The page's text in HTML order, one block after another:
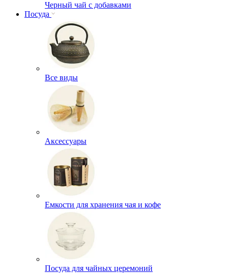
Черный чай с добавками
Посуда
Все виды
Аксессуары
Емкости для хранения чая и кофе
Посуда для чайных церемоний